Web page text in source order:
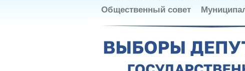
Общественный совет